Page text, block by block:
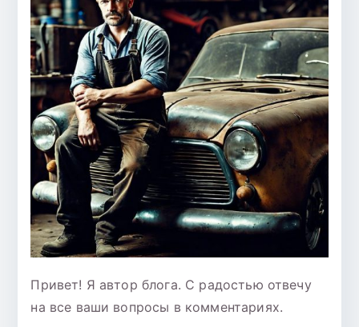
Привет! Я автор блога. С радостью отвечу
на все ваши вопросы в комментариях.